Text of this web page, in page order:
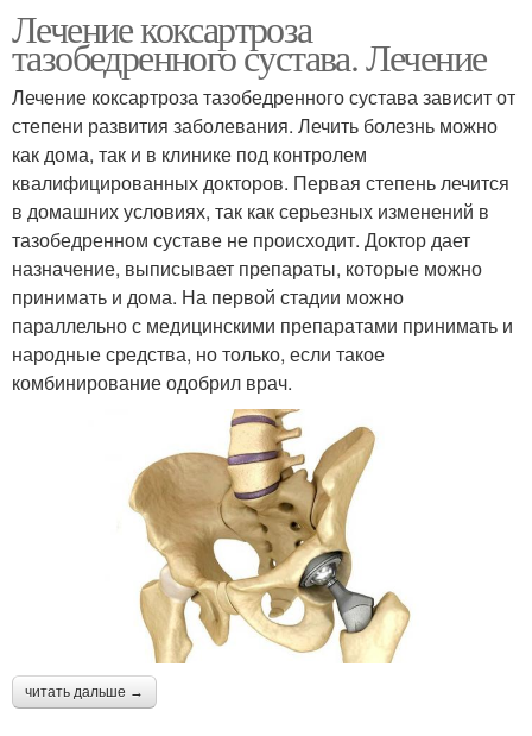
Лечение коксартроза
тазобедренного сустава. Лечение
Лечение коксартроза тазобедренного сустава зависит от
степени развития заболевания. Лечить болезнь можно
как дома, так и в клинике под контролем
квалифицированных докторов. Первая степень лечится
в домашних условиях, так как серьезных изменений в
тазобедренном суставе не происходит. Доктор дает
назначение, выписывает препараты, которые можно
принимать и дома. На первой стадии можно
параллельно с медицинскими препаратами принимать и
народные средства, но только, если такое
комбинирование одобрил врач.
читать дальше →